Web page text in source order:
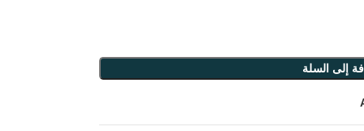
إلى السلة